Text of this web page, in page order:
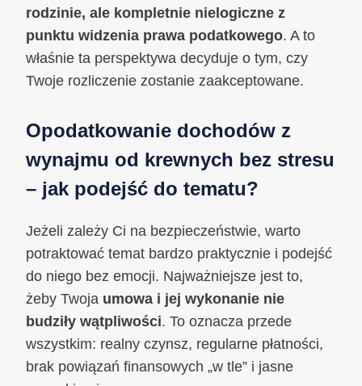
rodzinie, ale kompletnie nielogiczne z
punktu widzenia prawa podatkowego. A to
właśnie ta perspektywa decyduje o tym, czy
Twoje rozliczenie zostanie zaakceptowane.
Opodatkowanie dochodów z
wynajmu od krewnych bez stresu
– jak podejść do tematu?
Jeżeli zależy Ci na bezpieczeństwie, warto
potraktować temat bardzo praktycznie i podejść
do niego bez emocji. Najważniejsze jest to,
żeby Twoja umowa i jej wykonanie nie
budziły wątpliwości. To oznacza przede
wszystkim: realny czynsz, regularne płatności,
brak powiązań finansowych „w tle” i jasne